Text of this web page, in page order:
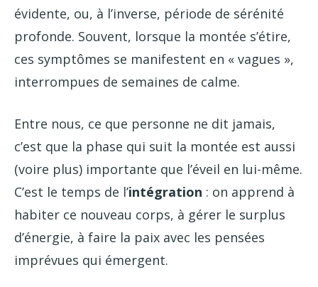
évidente, ou, à l’inverse, période de sérénité
profonde. Souvent, lorsque la montée s’étire,
ces symptômes se manifestent en « vagues »,
interrompues de semaines de calme.
Entre nous, ce que personne ne dit jamais,
c’est que la phase qui suit la montée est aussi
(voire plus) importante que l’éveil en lui-même.
C’est le temps de l’intégration : on apprend à
habiter ce nouveau corps, à gérer le surplus
d’énergie, à faire la paix avec les pensées
imprévues qui émergent.